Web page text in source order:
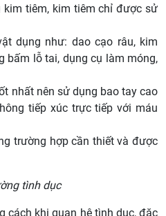
kim tiêm, kim tiêm chỉ được sử
dụng như: dao cạo râu, kim
bấm lỗ tai, dụng cụ làm móng,
nhất nên sử dụng bao tay cao
tiếp xúc trực tiếp với máu
trường hợp cần thiết và được
tình dục
cách khi quan hệ tình dục, đặc